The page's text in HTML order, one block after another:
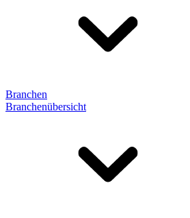
Branchen
Branchenübersicht